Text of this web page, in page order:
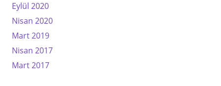
Eylül 2020
Nisan 2020
Mart 2019
Nisan 2017
Mart 2017